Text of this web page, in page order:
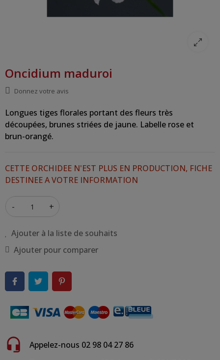
Oncidium maduroi
Donnez votre avis
Longues tiges florales portant des fleurs très
découpées, brunes striées de jaune. Labelle rose et
brun-orangé.
CETTE ORCHIDEE N'EST PLUS EN PRODUCTION, FICHE
DESTINEE A VOTRE INFORMATION
- +
Ajouter à la liste de souhaits
Ajouter pour comparer
Appelez-nous 02 98 04 27 86